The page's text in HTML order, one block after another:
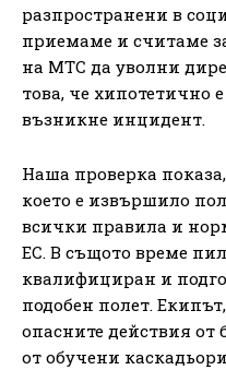
разпространени в
приемаме и считаме
на МТС да уволни
това, че хипотетично
възникне инцидент.
Наша проверка
което е извършило
всички правила и
ЕС. В същото време
квалифициран и
подобен полет.
опасните действия от
от обучени